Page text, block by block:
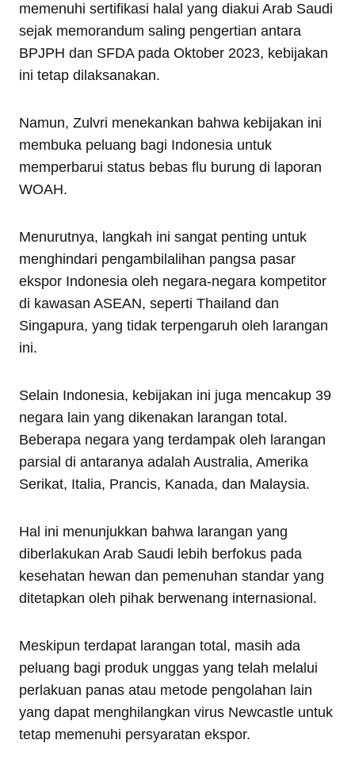
memenuhi sertifikasi halal yang diakui Arab Saudi
sejak memorandum saling pengertian antara
BPJPH dan SFDA pada Oktober 2023, kebijakan
ini tetap dilaksanakan.
Namun, Zulvri menekankan bahwa kebijakan ini
membuka peluang bagi Indonesia untuk
memperbarui status bebas flu burung di laporan
WOAH.
Menurutnya, langkah ini sangat penting untuk
menghindari pengambilalihan pangsa pasar
ekspor Indonesia oleh negara-negara kompetitor
di kawasan ASEAN, seperti Thailand dan
Singapura, yang tidak terpengaruh oleh larangan
ini.
Selain Indonesia, kebijakan ini juga mencakup 39
negara lain yang dikenakan larangan total.
Beberapa negara yang terdampak oleh larangan
parsial di antaranya adalah Australia, Amerika
Serikat, Italia, Prancis, Kanada, dan Malaysia.
Hal ini menunjukkan bahwa larangan yang
diberlakukan Arab Saudi lebih berfokus pada
kesehatan hewan dan pemenuhan standar yang
ditetapkan oleh pihak berwenang internasional.
Meskipun terdapat larangan total, masih ada
peluang bagi produk unggas yang telah melalui
perlakuan panas atau metode pengolahan lain
yang dapat menghilangkan virus Newcastle untuk
tetap memenuhi persyaratan ekspor.